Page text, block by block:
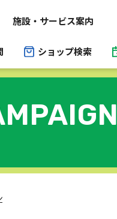
施設・サービス案内
ショップ検索